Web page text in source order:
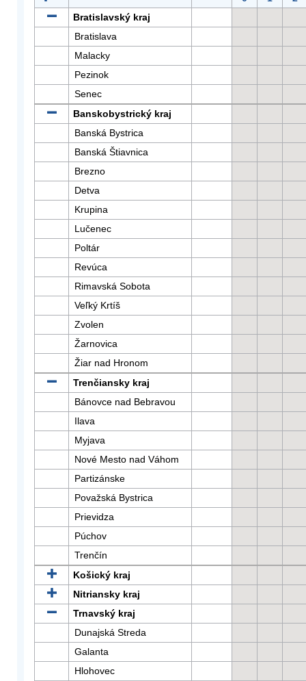
Bratislavský kraj
Bratislava
Malacky
Pezinok
Senec
Banskobystrický kraj
Banská Bystrica
Banská Štiavnica
Brezno
Detva
Krupina
Lučenec
Poltár
Revúca
Rimavská Sobota
Veľký Krtíš
Zvolen
Žarnovica
Žiar nad Hronom
Trenčiansky kraj
Bánovce nad Bebravou
Ilava
Myjava
Nové Mesto nad Váhom
Partizánske
Považská Bystrica
Prievidza
Púchov
Trenčín
Košický kraj
Nitriansky kraj
Trnavský kraj
Dunajská Streda
Galanta
Hlohovec